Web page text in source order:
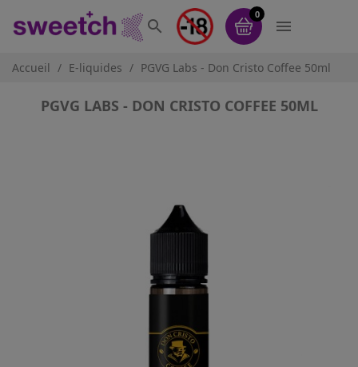

0

Accueil E-liquides PGVG Labs - Don Cristo Coffee 50ml
PGVG LABS - DON CRISTO COFFEE 50ML